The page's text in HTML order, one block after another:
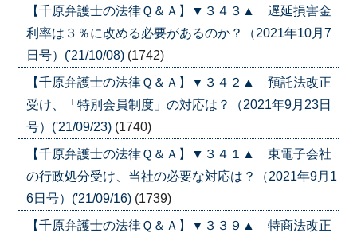
【千原弁護士の法律Ｑ＆Ａ】▼３４３▲ 遅延損害金
利率は３％に改める必要があるのか？（2021年10月7
日号）('21/10/08) (1742)
【千原弁護士の法律Ｑ＆Ａ】▼３４２▲ 預託法改正
受け、「特別会員制度」の対応は？（2021年9月23日
号）('21/09/23) (1740)
【千原弁護士の法律Ｑ＆Ａ】▼３４１▲ 東電子会社
の行政処分受け、当社の必要な対応は？（2021年9月1
6日号）('21/09/16) (1739)
【千原弁護士の法律Ｑ＆Ａ】▼３３９▲ 特商法改正